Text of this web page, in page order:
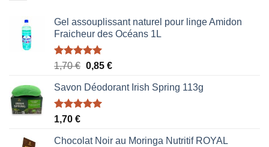
Gel assouplissant naturel pour linge Amidon
Fraicheur des Océans 1L
Note5.00
1,70€ Le
initial
était :
0,85 €Le
actuel
Savon Déodorant Irish Spring 113g
Note5.00
1,70 €
Chocolat Noir au Moringa Nutritif ROYAL